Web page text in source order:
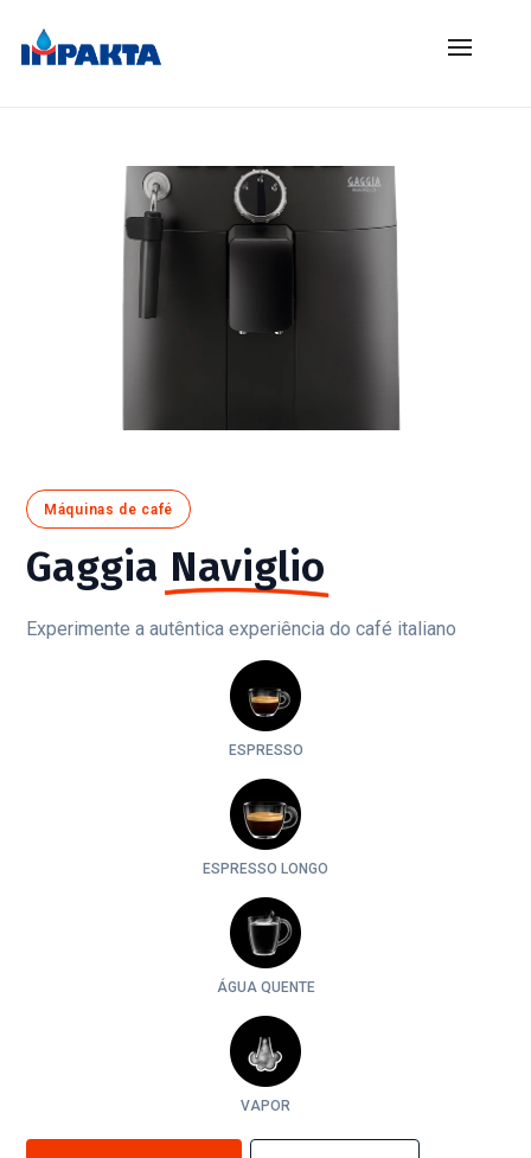
Máquinas de café
Gaggia Naviglio
Experimente a autêntica experiência do café italiano
ESPRESSO
ESPRESSO LONGO
ÁGUA QUENTE
VAPOR